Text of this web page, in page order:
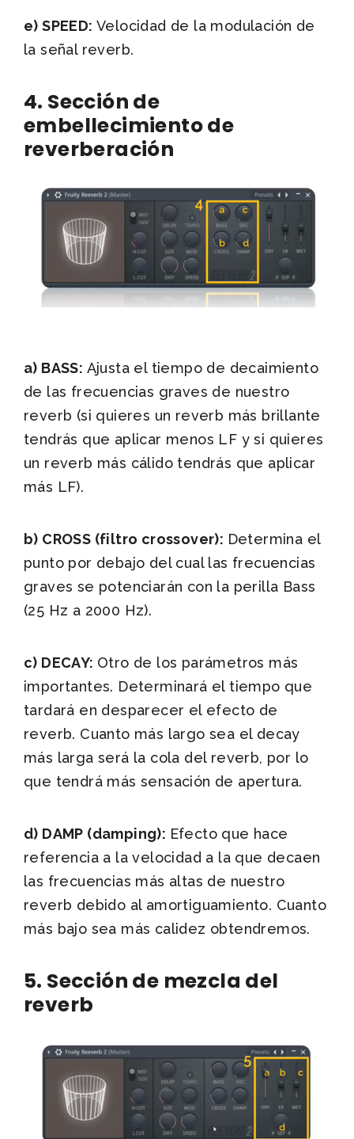
e) SPEED: Velocidad de la modulación de
la señal reverb.
4. Sección de
embellecimiento de
reverberación
a) BASS: Ajusta el tiempo de decaimiento
de las frecuencias graves de nuestro
reverb (si quieres un reverb más brillante
tendrás que aplicar menos LF y si quieres
un reverb más cálido tendrás que aplicar
más LF).
b) CROSS (filtro crossover): Determina el
punto por debajo del cual las frecuencias
graves se potenciarán con la perilla Bass
(25 Hz a 2000 Hz).
c) DECAY: Otro de los parámetros más
importantes. Determinará el tiempo que
tardará en desparecer el efecto de
reverb. Cuanto más largo sea el decay
más larga será la cola del reverb, por lo
que tendrá más sensación de apertura.
d) DAMP (damping): Efecto que hace
referencia a la velocidad a la que decaen
las frecuencias más altas de nuestro
reverb debido al amortiguamiento. Cuanto
más bajo sea más calidez obtendremos.
5. Sección de mezcla del
reverb